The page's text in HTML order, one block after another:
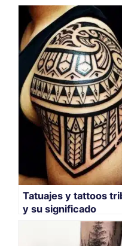
Tatuajes y tattoos
y su significado